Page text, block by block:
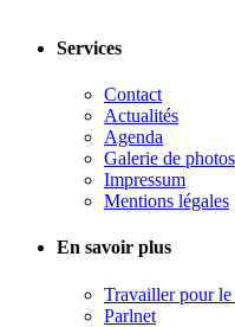
Services
Contact
Actualités
Agenda
Galerie de photos
Impressum
Mentions légales
En savoir plus
Travailler pour le
Parlnet